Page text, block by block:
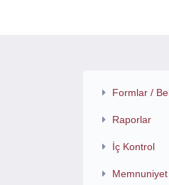
Formlar /
Raporlar
İç Kontrol